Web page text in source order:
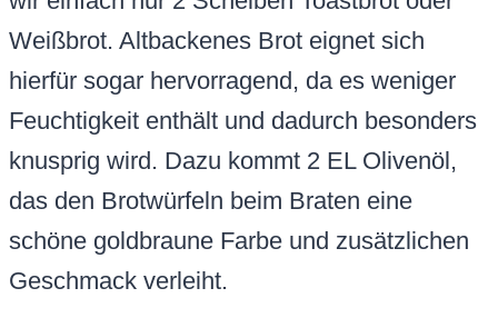
Weißbrot. Altbackenes Brot eignet sich
hierfür sogar hervorragend, da es weniger
Feuchtigkeit enthält und dadurch besonders
knusprig wird. Dazu kommt 2 EL Olivenöl,
das den Brotwürfeln beim Braten eine
schöne goldbraune Farbe und zusätzlichen
Geschmack verleiht.